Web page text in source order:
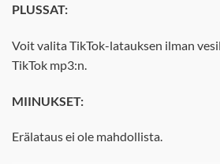
PLUSSAT:
Voit valita TikTok-latauksen ilman
TikTok mp3:n.
MIINUKSET:
Erälataus ei ole mahdollista.